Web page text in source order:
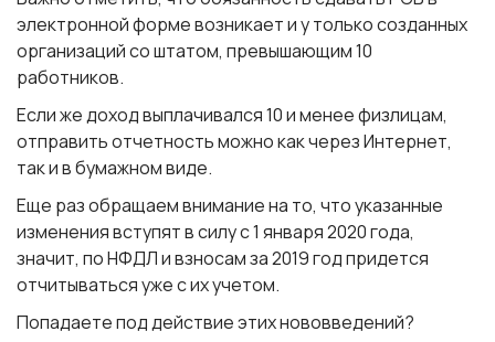
электронной форме возникает и у только созданных
организаций со штатом, превышающим 10
работников.
Если же доход выплачивался 10 и менее физлицам,
отправить отчетность можно как через Интернет,
так и в бумажном виде.
Еще раз обращаем внимание на то, что указанные
изменения вступят в силу с 1 января 2020 года,
значит, по НФДЛ и взносам за 2019 год придется
отчитываться уже с их учетом.
Попадаете под действие этих нововведений?